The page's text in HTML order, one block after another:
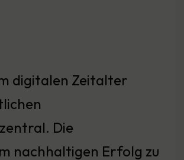
digitalen Zeitalter
Die
nachhaltigen Erfolg zu